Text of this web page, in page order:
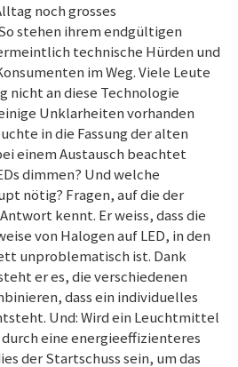
noch grosses
stehen ihrem endgültigen
technische Hürden und
im Weg. Viele Leute
nicht an diese Technologie
Unklarheiten vorhanden
in die Fassung der alten
einem Austausch beachtet
dimmen? Und welche
nötig? Fragen, auf die der
kennt. Er weiss, dass die
von Halogen auf LED, in den
unproblematisch ist. Dank
er es, die verschiedenen
dass ein individuelles
Und: Wird ein Leuchtmittel
eine energieeffizienteres
der Startschuss sein, um das